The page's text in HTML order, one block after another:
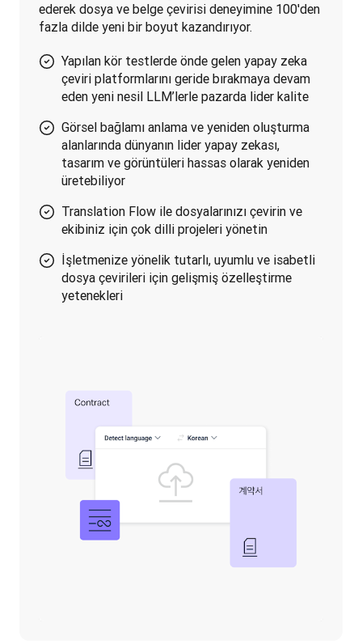
ederek dosya ve belge çevirisi deneyimine 100'den
fazla dilde yeni bir boyut kazandırıyor.
Yapılan kör testlerde önde gelen yapay zeka
çeviri platformlarını geride bırakmaya devam
eden yeni nesil LLM’lerle pazarda lider kalite
Görsel bağlamı anlama ve yeniden oluşturma
alanlarında dünyanın lider yapay zekası,
tasarım ve görüntüleri hassas olarak yeniden
üretebiliyor
Translation Flow ile dosyalarınızı çevirin ve
ekibiniz için çok dilli projeleri yönetin
İşletmenize yönelik tutarlı, uyumlu ve isabetli
dosya çevirileri için gelişmiş özelleştirme
yetenekleri